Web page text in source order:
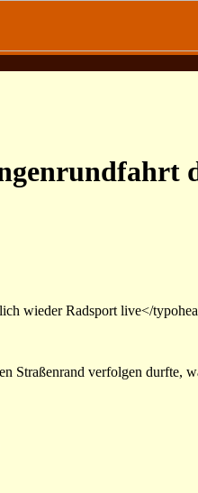
wieder Radsport live</
Straßenrand verfolgen durfte,